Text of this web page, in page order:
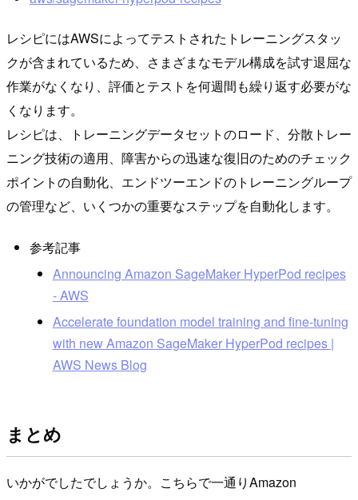
レシピにはAWSによってテストされたトレーニングスタッ
クが含まれているため、さまざまなモデル構成を試す退屈な
作業がなくなり、評価とテストを何週間も繰り返す必要がな
くなります。
レシピは、トレーニングデータセットのロード、分散トレー
ニング技術の適用、障害からの迅速な復旧のためのチェック
ポイントの自動化、エンドツーエンドのトレーニングループ
の管理など、いくつかの重要なステップを自動化します。
参考記事
Announcing Amazon SageMaker HyperPod recipes
- AWS
Accelerate foundation model training and fine-tuning
with new Amazon SageMaker HyperPod recipes |
AWS News Blog
まとめ
いかがでしたでしょうか。こちらで一通りAmazon